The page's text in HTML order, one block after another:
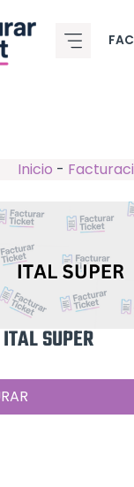
Inicio -
SUPER